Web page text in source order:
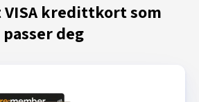
VISA kredittkort som
passer deg